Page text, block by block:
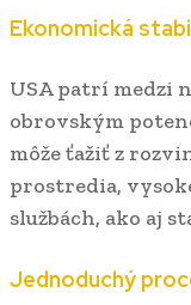
Ekonomická
USA patrí medzi
obrovským
môže ťažiť z
prostredia,
službách, ako aj
Jednoduchý